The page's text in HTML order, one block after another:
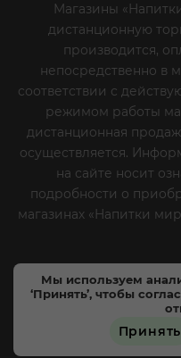
Мы используем
‘Принять’, чтобы
Принять
Магазины
дистанционную
производится,
непосредственно в
соответствии с
режимом работы
дистанционная
осуществляется.
на сайте носит
подробности о
магазинах «Напитки